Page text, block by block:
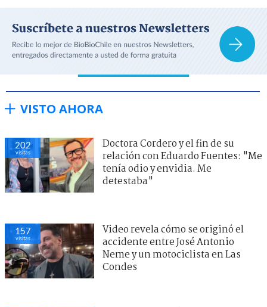
VISTO AHORA
202
visitas
Doctora Cordero y el fin de su
relación con Eduardo Fuentes: "Me
tenía odio y envidia. Me
detestaba"
157
visitas
Video revela cómo se originó el
accidente entre José Antonio
Neme y un motociclista en Las
Condes